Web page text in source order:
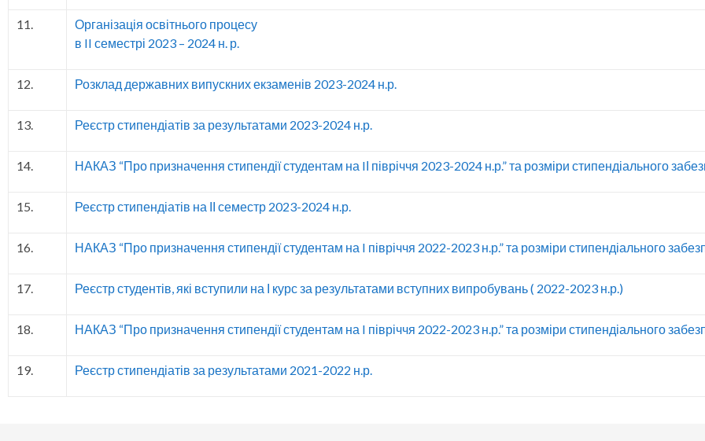
11.
Організація освітнього процесу
в II семестрі 2023 – 2024 н. р.
12. Розклад державних випускних екзаменів 2023-2024 н.р.
13. Реєстр стипендіатів за результатами 2023-2024 н.р.
14. НАКАЗ “Про призначення стипендії студентам на IІ півріччя 2023-2024 н.р.” та розміри стипендіального
15. Реєстр стипендіатів на ІІ семестр 2023-2024 н.р.
16. НАКАЗ “Про призначення стипендії студентам на I півріччя 2022-2023 н.р.” та розміри стипендіального
17. Реєстр студентів, які вступили на І курс за результатами вступних випробувань ( 2022-2023 н.р.)
18. НАКАЗ “Про призначення стипендії студентам на I півріччя 2022-2023 н.р.” та розміри стипендіального
19. Реєстр стипендіатів за результатами 2021-2022 н.р.